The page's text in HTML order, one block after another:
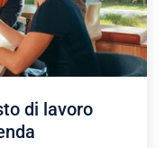
di lavoro